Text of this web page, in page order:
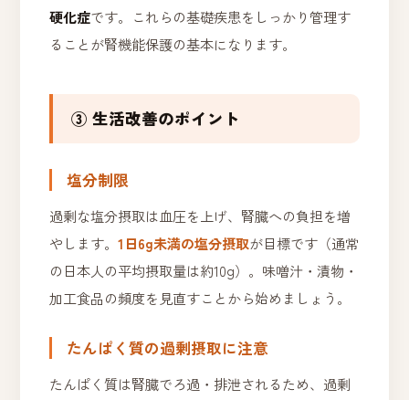
硬化症です。これらの基礎疾患をしっかり管理す
ることが腎機能保護の基本になります。
③ 生活改善のポイント
塩分制限
過剰な塩分摂取は血圧を上げ、腎臓への負担を増
やします。1日6g未満の塩分摂取が目標です（通常
の日本人の平均摂取量は約10g）。味噌汁・漬物・
加工食品の頻度を見直すことから始めましょう。
たんぱく質の過剰摂取に注意
たんぱく質は腎臓でろ過・排泄されるため、過剰